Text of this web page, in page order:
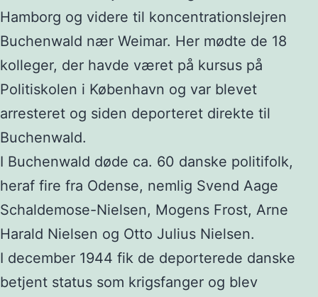
Hamborg og videre til koncentrationslejren
Buchenwald nær Weimar. Her mødte de 18
kolleger, der havde været på kursus på
Politiskolen i København og var blevet
arresteret og siden deporteret direkte til
Buchenwald.
I Buchenwald døde ca. 60 danske politifolk,
heraf fire fra Odense, nemlig Svend Aage
Schaldemose-Nielsen, Mogens Frost, Arne
Harald Nielsen og Otto Julius Nielsen.
I december 1944 fik de deporterede danske
betjent status som krigsfanger og blev